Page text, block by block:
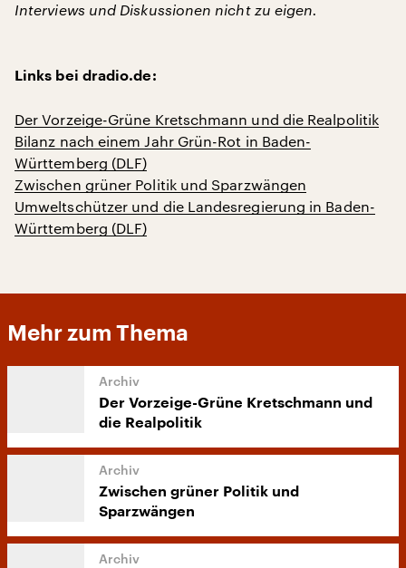
Interviews und Diskussionen nicht zu eigen.
Links bei dradio.de:
Der Vorzeige-Grüne Kretschmann und die Realpolitik
Bilanz nach einem Jahr Grün-Rot in Baden-
Württemberg (DLF)
Zwischen grüner Politik und Sparzwängen
Umweltschützer und die Landesregierung in Baden-
Württemberg (DLF)
Mehr zum Thema
Der Vorzeige-Grüne Kretschmann und
die Realpolitik
Zwischen grüner Politik und
Sparzwängen